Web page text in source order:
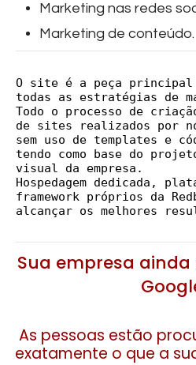
Marketing nas redes
Marketing de conteúdo.
O site é a peça principal
todas as estratégias de
Todo o processo de
de sites realizados por
sem uso de templates e
tendo como base do
visual da empresa.
Hospedagem dedicada,
framework próprios da
alcançar os melhores
Sua empresa
As pessoas estão
exatamente o que a